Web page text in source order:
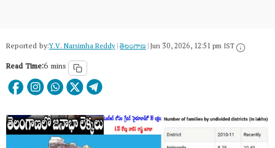
Reported by:Y.V. Narsimha Reddy|తెలంగాణ‌|Jun 30, 2026, 12:51 pm IST
Read Time:6 mins